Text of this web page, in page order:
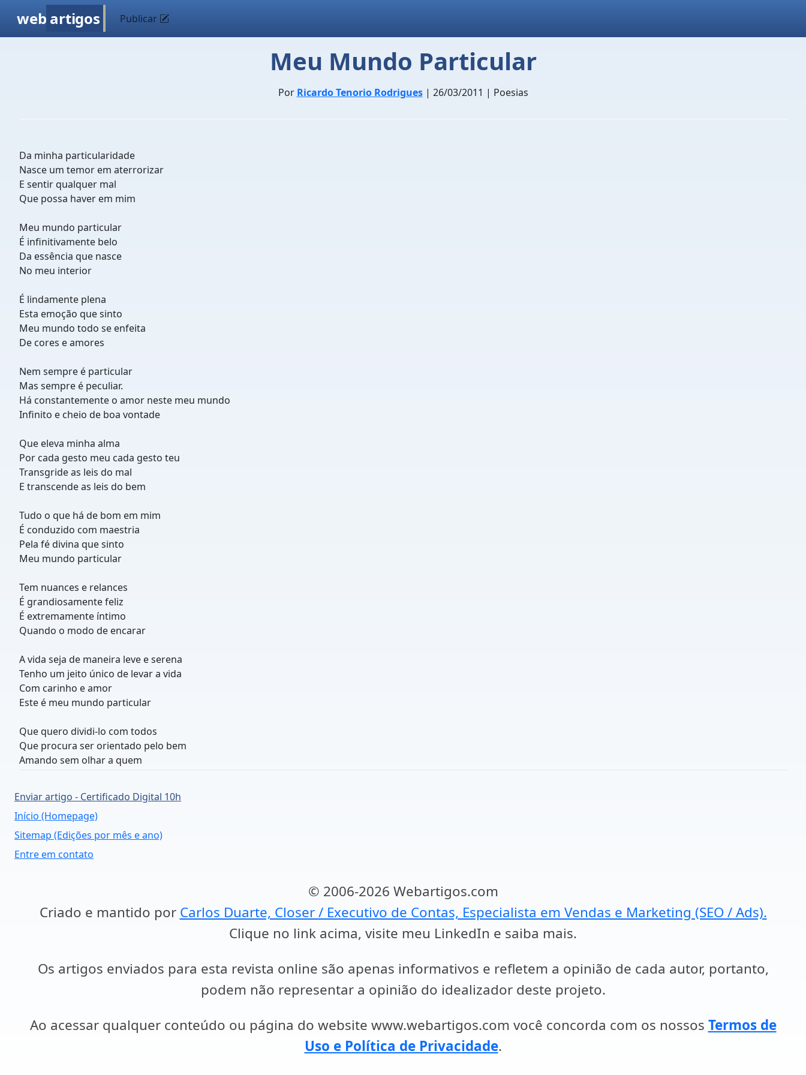
web artigos Publicar
Meu Mundo Particular
Por Ricardo Tenorio Rodrigues| 26/03/2011 | Poesias
Da minha particularidade
Nasce um temor em aterrorizar
E sentir qualquer mal
Que possa haver em mim
Meu mundo particular
É infinitivamente belo
Da essência que nasce
No meu interior
É lindamente plena
Esta emoção que sinto
Meu mundo todo se enfeita
De cores e amores
Nem sempre é particular
Mas sempre é peculiar.
Há constantemente o amor neste meu mundo
Infinito e cheio de boa vontade
Que eleva minha alma
Por cada gesto meu cada gesto teu
Transgride as leis do mal
E transcende as leis do bem
Tudo o que há de bom em mim
É conduzido com maestria
Pela fé divina que sinto
Meu mundo particular
Tem nuances e relances
É grandiosamente feliz
É extremamente íntimo
Quando o modo de encarar
A vida seja de maneira leve e serena
Tenho um jeito único de levar a vida
Com carinho e amor
Este é meu mundo particular
Que quero dividi-lo com todos
Que procura ser orientado pelo bem
Amando sem olhar a quem
Enviar artigo - Certificado Digital 10h
Início (Homepage)
Sitemap (Edições por mês e ano)
Entre em contato
© 2006-2026 Webartigos.com
Criado e mantido por Carlos Duarte, Closer / Executivo de Contas, Especialista em Vendas e Marketing (SEO / Ads).
Clique no link acima, visite meu LinkedIn e saiba mais.
Os artigos enviados para esta revista online são apenas informativos e refletem a opinião de cada autor, portanto,
podem não representar a opinião do idealizador deste projeto.
Ao acessar qualquer conteúdo ou página do website www.webartigos.com você concorda com os nossos Termos de
Uso e Política de Privacidade.